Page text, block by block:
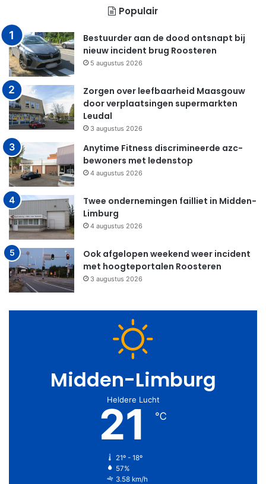
Populair
Bestuurder aan de dood ontsnapt bij
nieuw incident brug Roosteren
5 augustus 2026
Zorgen over leefbaarheid Maasgouw
door verplaatsingen supermarkten
Leudal
3 augustus 2026
Anytime Fitness discrimineerde azc-
bewoners met ledenstop
4 augustus 2026
Twee ondernemingen failliet in Midden-
Limburg
4 augustus 2026
Ook afgelopen weekend weer incident
met hoogteportalen Roosteren
3 augustus 2026
Midden-Limburg
Heldere Lucht
21 ℃
21º - 18º
57%
3.58 km/h